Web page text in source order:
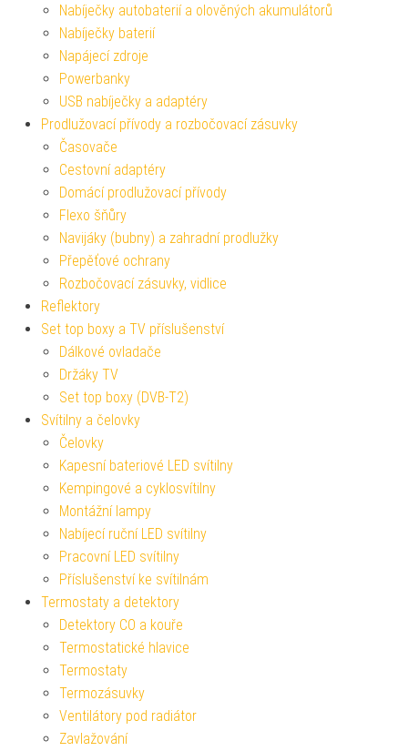
Nabíječky autobaterií a olověných akumulátorů
Nabíječky baterií
Napájecí zdroje
Powerbanky
USB nabíječky a adaptéry
Prodlužovací přívody a rozbočovací zásuvky
Časovače
Cestovní adaptéry
Domácí prodlužovací přívody
Flexo šňůry
Navijáky (bubny) a zahradní prodlužky
Přepěťové ochrany
Rozbočovací zásuvky, vidlice
Reflektory
Set top boxy a TV příslušenství
Dálkové ovladače
Držáky TV
Set top boxy (DVB-T2)
Svítilny a čelovky
Čelovky
Kapesní bateriové LED svítilny
Kempingové a cyklosvítilny
Montážní lampy
Nabíjecí ruční LED svítilny
Pracovní LED svítilny
Příslušenství ke svítilnám
Termostaty a detektory
Detektory CO a kouře
Termostatické hlavice
Termostaty
Termozásuvky
Ventilátory pod radiátor
Zavlažování